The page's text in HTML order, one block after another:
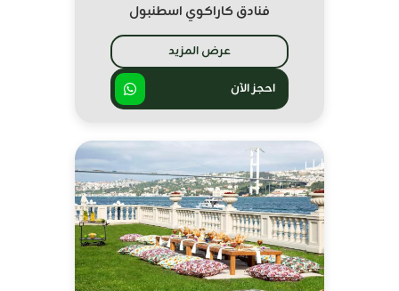
فنادق كاراكوي اسطنبول
عرض المزيد
احجز الآن